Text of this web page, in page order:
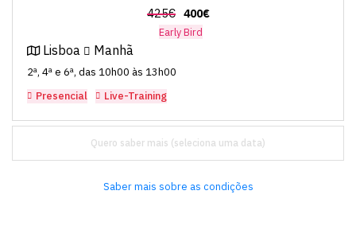
425€ 400€
Early Bird
Lisboa Manhã
2ª, 4ª e 6ª, das 10h00 às 13h00
Presencial
Live-Training
Quero saber mais
Saber mais sobre as condições